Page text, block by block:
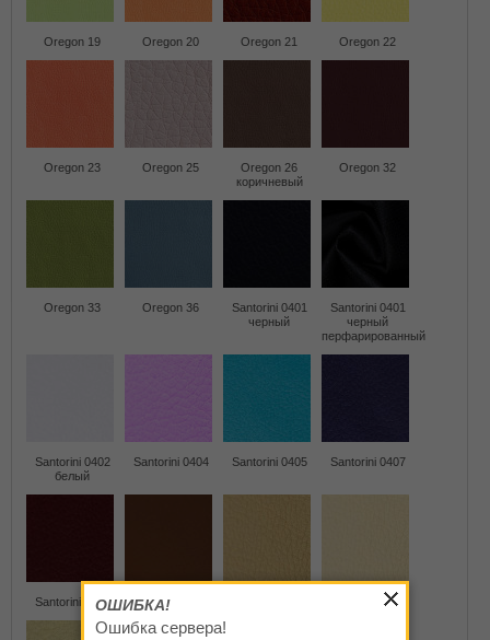
Oregon 19 Oregon 20 Oregon 21 Oregon 22
Oregon 23 Oregon 25
Oregon 26
коричневый
Oregon 32
Oregon 33 Oregon 36
Santorini 0401
черный
Santorini 0401
черный
перфарированный
Santorini 0402
белый
Santorini 0404 Santorini 0405 Santorini 0407
Santorini 0411 Santorini 0412 Santorini 0414
ОШИБКА!
Ошибка сервера!